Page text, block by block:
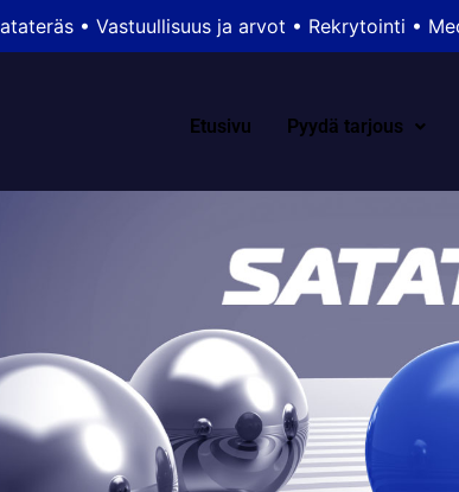
• Vastuullisuus ja arvot • Rekrytointi •
Etusivu Pyydä tarjous